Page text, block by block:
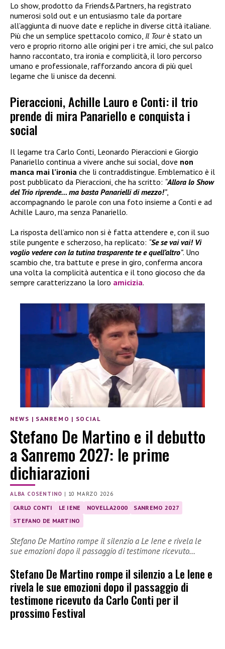
Lo show, prodotto da Friends&Partners, ha registrato
numerosi sold out e un entusiasmo tale da portare
all’aggiunta di nuove date e repliche in diverse città italiane.
Più che un semplice spettacolo comico, Il Tourè stato un
vero e proprio ritorno alle origini per i tre amici, che sul palco
hanno raccontato, tra ironia e complicità, il loro percorso
umano e professionale, rafforzando ancora di più quel
legame che li unisce da decenni.
Pieraccioni, Achille Lauro e Conti: il trio
prende di mira Panariello e conquista i
social
Il legame tra Carlo Conti, Leonardo Pieraccioni e Giorgio
Panariello continua a vivere anche sui social, dove non
manca mai l’ironia che li contraddistingue. Emblematico è il
post pubblicato da Pieraccioni, che ha scritto: “Allora lo Show
del Trio riprende… ma basta Panarielli di mezzo!”,
accompagnando le parole con una foto insieme a Conti e ad
Achille Lauro, ma senza Panariello.
La risposta dell’amico non si è fatta attendere e, con il suo
stile pungente e scherzoso, ha replicato: “Se se vai vai! Vi
voglio vedere con la tutina trasparente te e quell’altro”. Uno
scambio che, tra battute e prese in giro, conferma ancora
una volta la complicità autentica e il tono giocoso che da
sempre caratterizzano la loro amicizia.
NEWS | SANREMO | SOCIAL
Stefano De Martino e il debutto
a Sanremo 2027: le prime
dichiarazioni
ALBA COSENTINO | 10 MARZO 2026
CARLO CONTI LE IENE NOVELLA2000
SANREMO 2027
STEFANO DE MARTINO
Stefano De Martino rompe il silenzio a Le Iene e rivela le
sue emozioni dopo il passaggio di testimone ricevuto…
Stefano De Martino rompe il silenzio a Le Iene e
rivela le sue emozioni dopo il passaggio di
testimone ricevuto da Carlo Conti per il
prossimo Festival